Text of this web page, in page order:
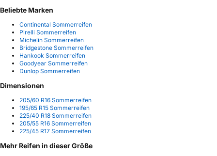
Beliebte Marken
Continental Sommerreifen
Pirelli Sommerreifen
Michelin Sommerreifen
Bridgestone Sommerreifen
Hankook Sommerreifen
Goodyear Sommerreifen
Dunlop Sommerreifen
Dimensionen
205/60 R16 Sommerreifen
195/65 R15 Sommerreifen
225/40 R18 Sommerreifen
205/55 R16 Sommerreifen
225/45 R17 Sommerreifen
Mehr Reifen in dieser Größe